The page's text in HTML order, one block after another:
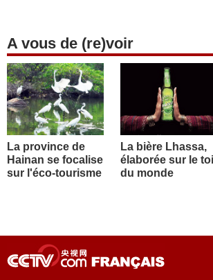
A vous de (re)voir
La province de
Hainan se focalise
sur l'éco-tourisme
La bière Lhassa,
élaborée sur le
du monde